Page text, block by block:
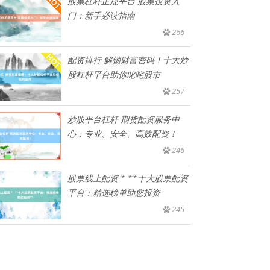
门：新手必读指南
266
配资排行 解锁财富密码！十大炒
股杠杆平台助你叱咤股市
257
炒股平台杠杆 期货配资服务中
心：专业、安全、高效配资！
246
股票线上配资 * **十大股票配资
平台：精选榜单助您投资
245